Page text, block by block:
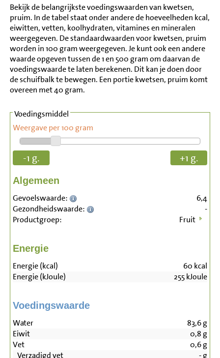
Bekijk de belangrijkste voedingswaarden van kwetsen,
pruim. In de tabel staat onder andere de hoeveelheden kcal,
eiwitten, vetten, koolhydraten, vitamines en mineralen
weergegeven. De standaardwaarden voor kwetsen, pruim
worden in 100 gram weergegeven. Je kunt ook een andere
waarde opgeven tussen de 1 en 500 gram om daarvan de
voedingswaarde te laten berekenen. Dit kan je doen door
de schuifbalk te bewegen. Een portie kwetsen, pruim komt
overeen met 40 gram.
Voedingsmiddel
Weergave per 100 gram
-1 g. +1 g.
Algemeen
Gevoelswaarde:
6,4
Gezondheidswaarde:
-
Productgroep:
Fruit
Energie
Energie (kcal) 60 kcal
Energie (kJoule)
255kJoule
Voedingswaarde
Water 83,6g
Eiwit
0,8 g
Vet
0,6g
Verzadigd vet
-g